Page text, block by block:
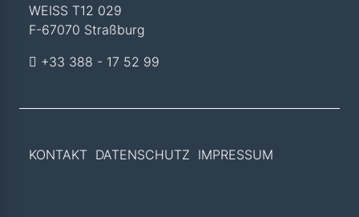
WEISS T12 029
F-67070 Straßburg
+33 388 - 17 52 99
KONTAKT DATENSCHUTZ IMPRESSUM